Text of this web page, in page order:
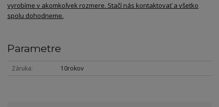
vyrobíme v akomkoľvek rozmere. Stačí nás kontaktovať a všetko
spolu dohodneme.
Parametre
Záruka 10rokov